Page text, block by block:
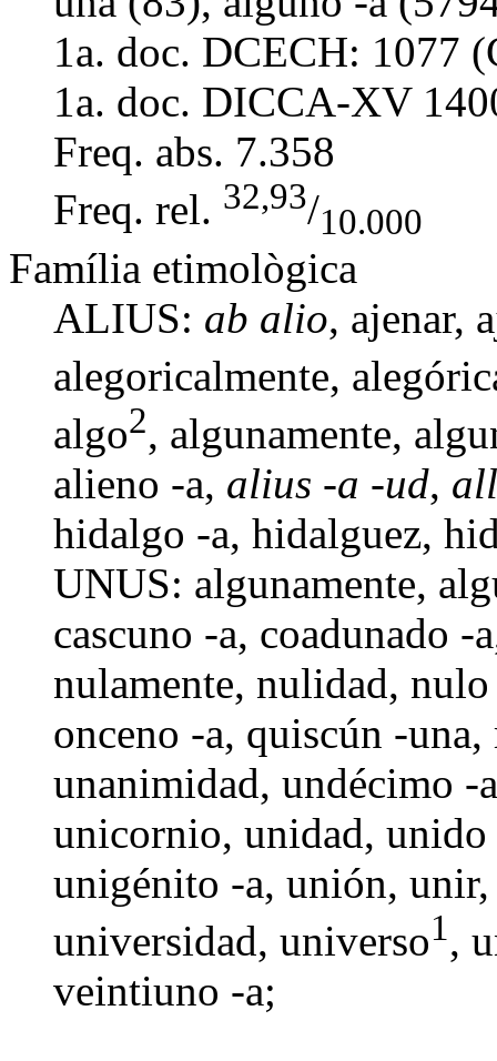
1a. doc. DCECH: 1077
1a. doc. DICCA-XV
Freq. abs. 7.358
Freq. rel. 32,93/10.000
Família etimològica
ALIUS: ab alio, ajenar,
alegoricalmente,
algo2, algunamente,
alieno -a, alius -a -ud,
hidalgo -a, hidalguez,
UNUS: algunamente,
cascuno -a, coadunado -a
nulamente, nulidad, nulo
onceno -a, quiscún -una,
unanimidad, undécimo -a
unicornio, unidad, unido
unigénito -a, unión, unir
universidad, universo1,
veintiuno -a;